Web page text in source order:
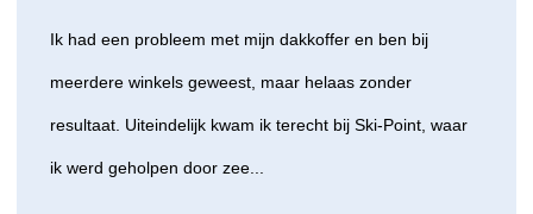
Ik had een probleem met mijn dakkoffer en ben bij
meerdere winkels geweest, maar helaas zonder
resultaat. Uiteindelijk kwam ik terecht bij Ski-Point, waar
ik werd geholpen door zee...